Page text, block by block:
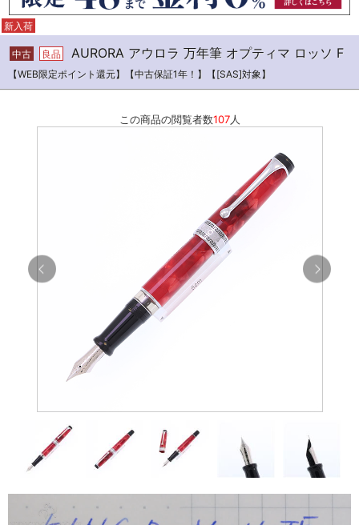
新入荷
中古 良品 AURORA アウロラ 万年筆 オプティマ ロッソ F
【WEB限定ポイント還元】【中古保証1年！】【[SAS]対象】
この商品の閲覧者数107人